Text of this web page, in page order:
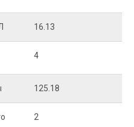
16.13
4
125.18
2